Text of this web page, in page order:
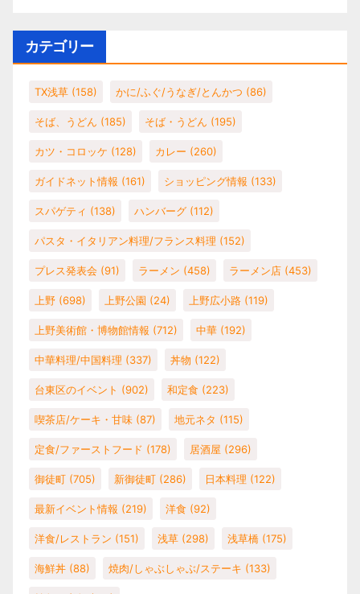
カテゴリー
TX浅草 (158) かに/ふぐ/うなぎ/とんかつ (86)
そば、うどん (185) そば・うどん (195)
カツ・コロッケ (128) カレー (260)
ガイドネット情報 (161) ショッピング情報 (133)
スパゲティ (138) ハンバーグ (112)
パスタ・イタリアン料理/フランス料理 (152)
プレス発表会 (91) ラーメン (458) ラーメン店 (453)
上野 (698) 上野公園 (24) 上野広小路 (119)
上野美術館・博物館情報 (712) 中華 (192)
中華料理/中国料理 (337) 丼物 (122)
台東区のイベント (902) 和定食 (223)
喫茶店/ケーキ・甘味 (87) 地元ネタ (115)
定食/ファーストフード (178) 居酒屋 (296)
御徒町 (705) 新御徒町 (286) 日本料理 (122)
最新イベント情報 (219) 洋食 (92)
洋食/レストラン (151) 浅草 (298) 浅草橋 (175)
海鮮丼 (88) 焼肉/しゃぶしゃぶ/ステーキ (133)